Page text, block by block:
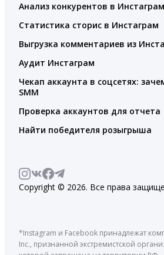
Анализ конкурентов в Инстаграм
Статистика сторис в Инстаграм
Выгрузка комментариев из
Аудит Инстаграм
Чекап аккаунта в соцсетях:
SMM
Проверка аккаунтов для отчета
Найти победителя розыгрыша
Copyright © 2026. Все права
*Instagram и Facebook принадлежат
Inc., признанной экстремистской